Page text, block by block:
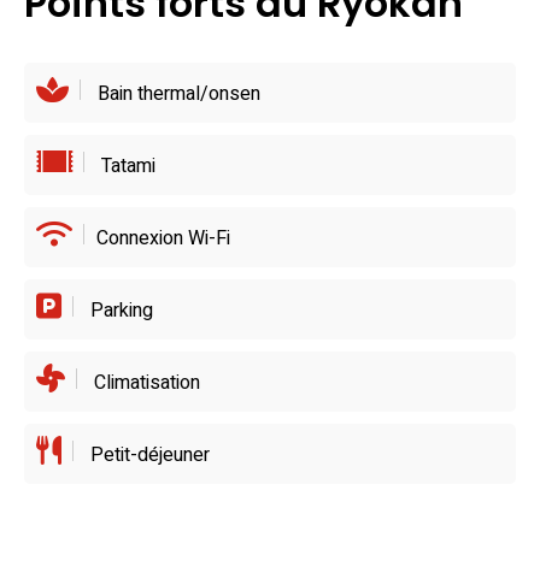
invitations à prolonger la proximité avec la mer et avec la
Bain thermal/onsen
Tatami
Connexion Wi-Fi
Parking
Climatisation
Petit-déjeuner